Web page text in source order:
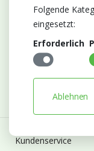
Abonnieren Sie
Bleiben Sie auf dem
Entwicklungen von
Kundenservice
Folgende
eingesetzt:
Erforderlich
Ablehnen